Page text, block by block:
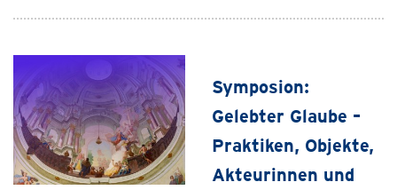
Symposion:
Gelebter Glaube –
Praktiken, Objekte,
Akteurinnen und